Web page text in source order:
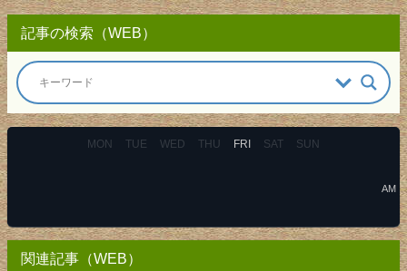
記事の検索（WEB）
MON TUE WED THU FRI SAT SUN
AM
関連記事（WEB）